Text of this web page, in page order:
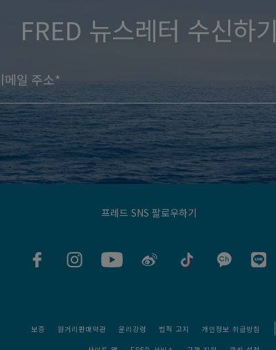
FRED 뉴스레터 수신하기
프레드 SNS 팔로우하기
보증 원거리판매약관 윤리강령 법적 고지
개인정보 취급방침